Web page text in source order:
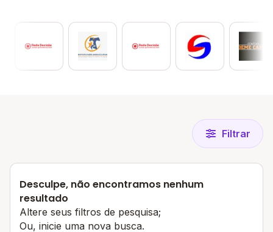
Filtrar
Desculpe, não encontramos nenhum
resultado
Altere seus filtros de pesquisa;
Ou, inicie uma nova busca.